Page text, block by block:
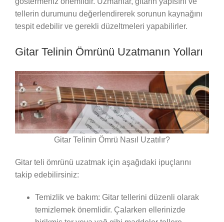
tellerin durumunu değerlendirerek sorunun kaynağını
tespit edebilir ve gerekli düzeltmeleri yapabilirler.
Gitar Telinin Ömrünü Uzatmanın Yolları
Gitar Telinin Ömrü Nasıl Uzatılır?
Gitar teli ömrünü uzatmak için aşağıdaki ipuçlarını
takip edebilirsiniz:
Temizlik ve bakım: Gitar tellerini düzenli olarak
temizlemek önemlidir. Çalarken ellerinizde